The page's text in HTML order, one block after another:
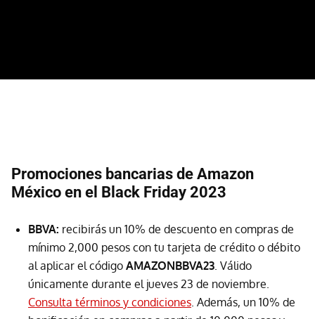
Promociones bancarias de Amazon
México en el Black Friday 2023
BBVA: recibirás un 10% de descuento en compras de
mínimo 2,000 pesos con tu tarjeta de crédito o débito
al aplicar el código AMAZONBBVA23. Válido
únicamente durante el jueves 23 de noviembre.
Consulta términos y condiciones. Además, un 10% de